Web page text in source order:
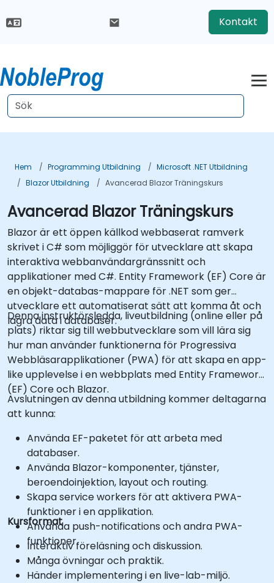
Kontakt
Hem Programming Utbildning
Microsoft .NET Utbildning
Blazor Utbildning
Avancerad Blazor Träningskurs
Avancerad Blazor Träningskurs
Blazor är ett öppen källkod webbaserat ramverk
skrivet i C# som möjliggör för utvecklare att skapa
interaktiva webbanvändargränssnitt och
applikationer med C#. Entity Framework (EF) Core är
en objekt-databas-mappare för .NET som ger
utvecklare ett automatiserat sätt att komma åt och
lagra data i databaser.
Denna instruktörsledda, liveutbildning (online eller på
plats) riktar sig till webbutvecklare som vill lära sig
hur man använder funktionerna för Progressiva
Webbläsarapplikationer (PWA) för att skapa en app-
like upplevelse i en webbplats med Entity Framework
(EF) Core och Blazor.
Avslutningen av denna utbildning kommer deltagarna
att kunna:
Använda EF-paketet för att arbeta med
databaser.
Använda Blazor-komponenter, tjänster,
beroendoinjektion, layout och routing.
Skapa service workers för att aktivera PWA-
funktioner i en applikation.
Använda push-notifications och andra PWA-
funktioner.
Kursformat
Interaktiv föreläsning och diskussion.
Många övningar och praktik.
Händer implementering i en live-lab-miljö.